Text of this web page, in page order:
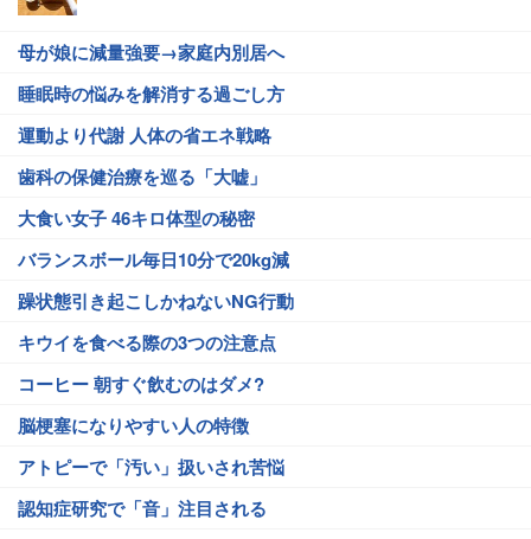
母が娘に減量強要→家庭内別居へ
睡眠時の悩みを解消する過ごし方
運動より代謝 人体の省エネ戦略
歯科の保健治療を巡る「大嘘」
大食い女子 46キロ体型の秘密
バランスボール毎日10分で20kg減
躁状態引き起こしかねないNG行動
キウイを食べる際の3つの注意点
コーヒー 朝すぐ飲むのはダメ?
脳梗塞になりやすい人の特徴
アトピーで「汚い」扱いされ苦悩
認知症研究で「音」注目される